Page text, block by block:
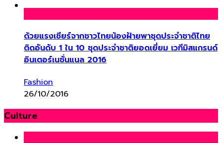
ด้วยแรงเชียร์จากชาวไทยน้องฝ้ายพาชุดประจำชาติไทย
ติดอันดับ 1 ใน 10 ชุดประจำชาติยอดเยี่ยม เวทีมิสแกรนด์
อินเตอร์เนชั่นแนล 2016
Fashion
26/10/2016
Culture